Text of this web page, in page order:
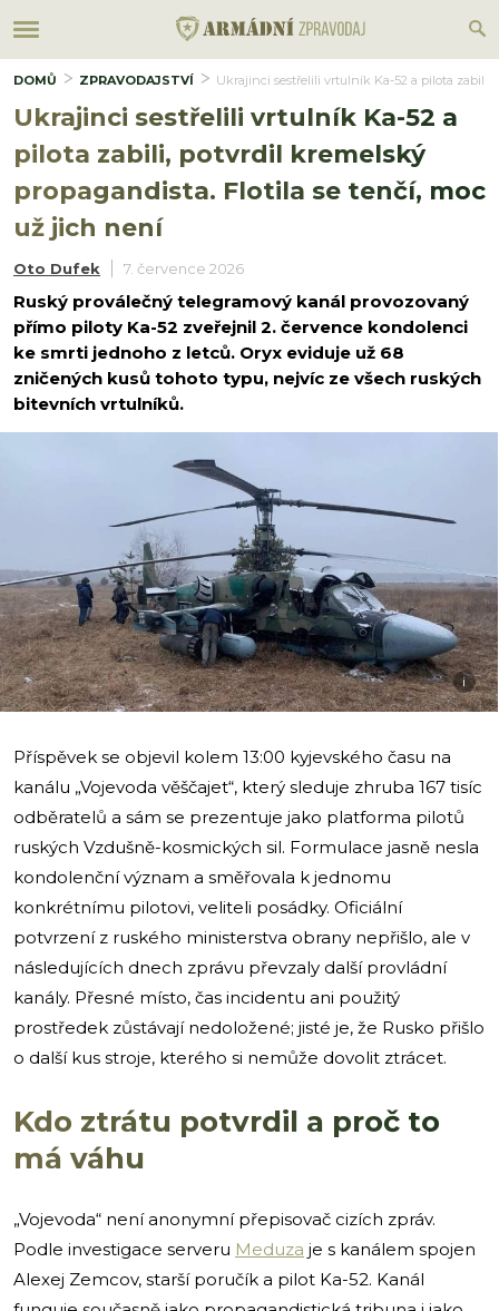
DOMŮ ZPRAVODAJSTVÍ Ukrajinci sestřelili vrtulník Ka-52 a pilota
Ukrajinci sestřelili vrtulník Ka-52 a
pilota zabili, potvrdil kremelský
propagandista. Flotila se tenčí, moc
už jich není
Oto Dufek 7. července 2026
Ruský proválečný telegramový kanál provozovaný
přímo piloty Ka-52 zveřejnil 2. července kondolenci
ke smrti jednoho z letců. Oryx eviduje už 68
zničených kusů tohoto typu, nejvíc ze všech ruských
bitevních vrtulníků.
i
Příspěvek se objevil kolem 13:00 kyjevského času na
kanálu „Vojevoda věščajet“, který sleduje zhruba 167 tisíc
odběratelů a sám se prezentuje jako platforma pilotů
ruských Vzdušně-kosmických sil. Formulace jasně nesla
kondolenční význam a směřovala k jednomu
konkrétnímu pilotovi, veliteli posádky. Oficiální
potvrzení z ruského ministerstva obrany nepřišlo, ale v
následujících dnech zprávu převzaly další provládní
kanály. Přesné místo, čas incidentu ani použitý
prostředek zůstávají nedoložené; jisté je, že Rusko přišlo
o další kus stroje, kterého si nemůže dovolit ztrácet.
Kdo ztrátu potvrdil a proč to
má váhu
„Vojevoda“ není anonymní přepisovač cizích zpráv.
Podle investigace serveru Meduza je s kanálem spojen
Alexej Zemcov, starší poručík a pilot Ka-52. Kanál